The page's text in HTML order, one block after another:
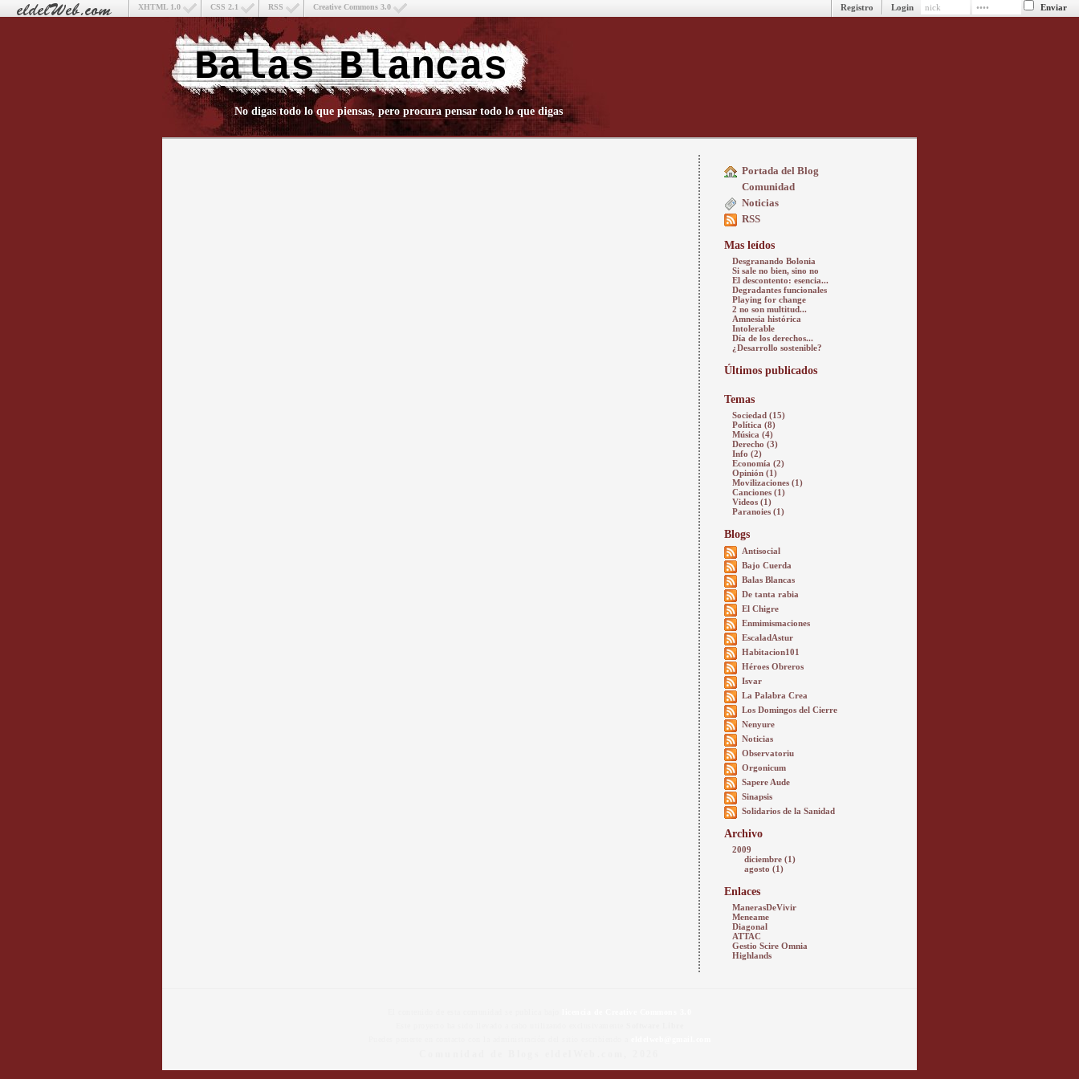
Creative Commons 3.0
RSS
CSS 2.1
XHTML 1.0 Login
Registro
Balas Blancas
No digas todo lo que piensas, pero procura pensar todo lo que digas
Portada del Blog
Comunidad
Noticias
RSS
Mas leídos
Desgranando Bolonia
Si sale no bien, sino no
El descontento: esencia...
Degradantes funcionales
Playing for change
2 no son multitud...
Amnesia histórica
Intolerable
Día de los derechos...
¿Desarrollo sostenible?
Últimos publicados
Temas
Sociedad (15)
Política (8)
Música (4)
Derecho (3)
Info (2)
Economía (2)
Opinión (1)
Movilizaciones (1)
Canciones (1)
Videos (1)
Paranoies (1)
Blogs
Antisocial
Bajo Cuerda
Balas Blancas
De tanta rabia
El Chigre
Enmimismaciones
EscaladAstur
Habitacion101
Héroes Obreros
Isvar
La Palabra Crea
Los Domingos del Cierre
Nenyure
Noticias
Observatoriu
Orgonicum
Sapere Aude
Sinapsis
Solidarios de la Sanidad
Archivo
2009
diciembre (1)
agosto (1)
Enlaces
ManerasDeVivir
Meneame
Diagonal
ATTAC
Gestio Scire Omnia
Highlands